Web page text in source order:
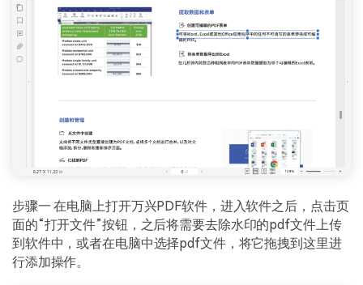
步骤一 在电脑上打开万兴PDF软件，进入软件之后，点击页
面的“打开文件”按钮，之后将需要去除水印的pdf文件上传
到软件中，或者在电脑中选择pdf文件，将它拖拽到这里进
行添加操作。